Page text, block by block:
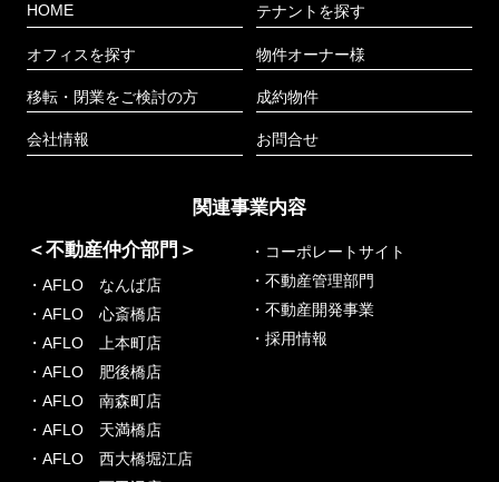
HOME
オフィスを探す
移転・閉業をご検討の方
会社情報
テナントを探す
物件オーナー様
成約物件
お問合せ
関連事業内容
＜不動産仲介部門＞
・AFLO なんば店
・AFLO 心斎橋店
・AFLO 上本町店
・AFLO 肥後橋店
・AFLO 南森町店
・AFLO 天満橋店
・AFLO 西大橋堀江店
・コーポレートサイト
・不動産管理部門
・不動産開発事業
・採用情報